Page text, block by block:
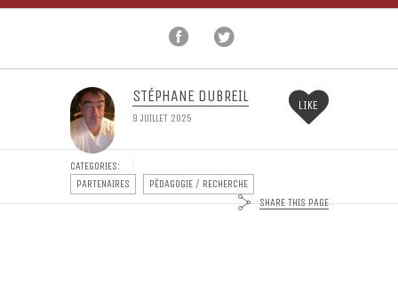
STÉPHANE DUBREIL
9 JUILLET 2025
LIKE
CATEGORIES:
PARTENAIRES
PÉDAGOGIE / RECHERCHE
SHARE THIS PAGE